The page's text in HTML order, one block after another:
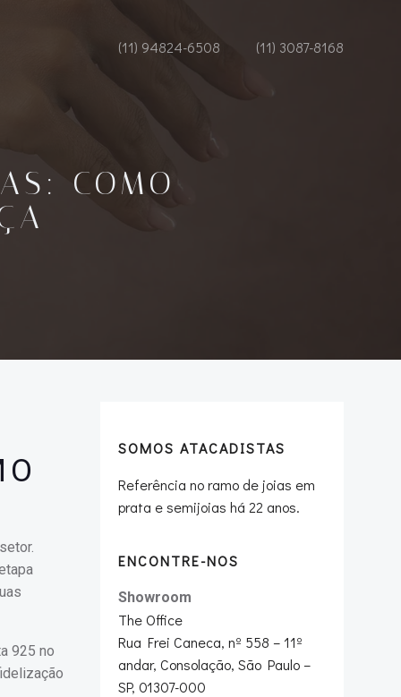
(11) 94824-6508 (11) 3087-8168
COMO
925 no
SOMOS ATACADISTAS
Referência no ramo de joias em
prata e semijoias há 22 anos.
ENCONTRE-NOS
Showroom
The Office
Rua Frei Caneca, nº 558 – 11º
andar, Consolação, São Paulo –
SP, 01307-000